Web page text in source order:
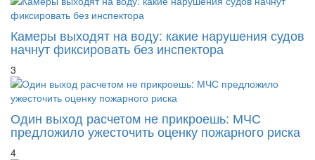
Камеры выходят на воду: какие нарушения судов
начнут фиксировать без инспектора
3
Один выход расчетом не прикроешь: МЧС
предложило ужесточить оценку пожарного риска
4